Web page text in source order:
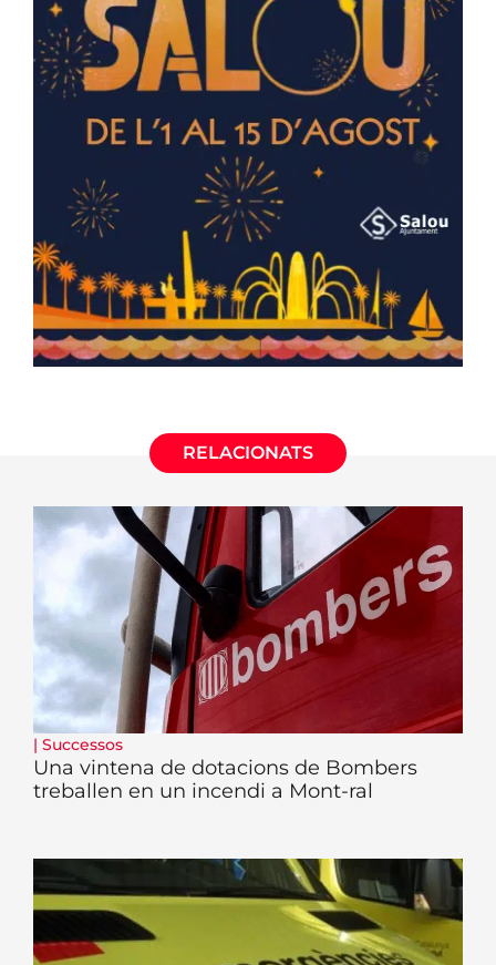
RELACIONATS
| Successos
Una vintena de dotacions de Bombers
treballen en un incendi a Mont-ral